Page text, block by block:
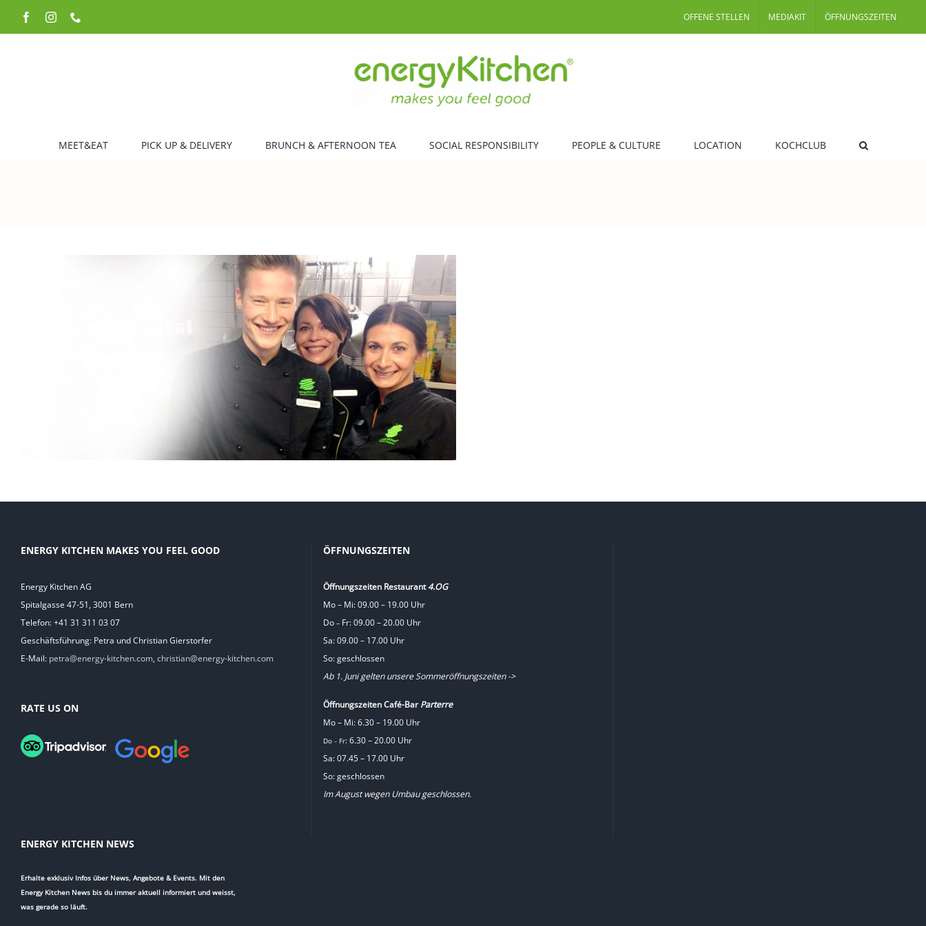
Inhalt
FacebookInstagram OFFENE STELLEN MEDIAKIT ÖFFNUNGSZEITEN
MEET&EAT PICK UP & DELIVERY BRUNCH & AFTERNOON TEA SOCIAL RESPONSIBILITY PEOPLE & CULTURE LOCATION KOCHCLUB
ENERGY KITCHEN MAKES YOU FEEL GOOD
Energy Kitchen AG
Spitalgasse 47-51, 3001 Bern
Telefon: +41 31 311 03 07
Geschäftsführung: Petra und Christian Gierstorfer
E-Mail: petra@energy-kitchen.com, christian@energy-kitchen.com
RATE US ON
ÖFFNUNGSZEITEN
Öffnungszeiten Restaurant4.OG
Mo – Mi: 09.00 – 19.00 Uhr
Do –Fr: 09.00 – 20.00 Uhr
Sa: 09.00 – 17.00 Uhr
So: geschlossen
Ab 1. Juni gelten unsere Sommeröffnungszeiten ->
Öffnungszeiten Café-BarParterre
Mo – Mi: 6.30 – 19.00 Uhr
Do –Fr: 6.30 – 20.00 Uhr
Sa: 07.45 – 17.00 Uhr
So: geschlossen
Im August wegen Umbau geschlossen.
ENERGY KITCHEN NEWS
Erhalte exklusiv Infos über News, Angebote & Events. Mit den
Energy Kitchen News bis du immer aktuell informiert und weisst,
was gerade so läuft.